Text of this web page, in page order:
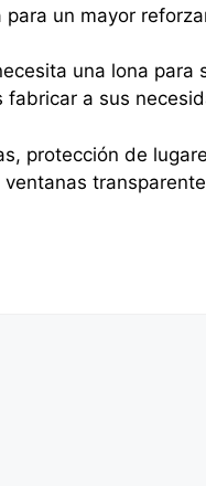
un mayor
una lona para
a sus
protección de